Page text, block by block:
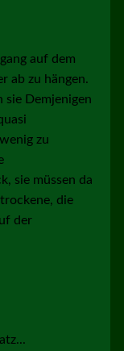
auf dem
ab zu hängen.
sie Demjenigen
zu
sie müssen da
die
der